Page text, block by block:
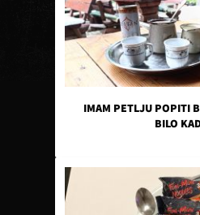
IMAM PETLJU POPITI
BILO